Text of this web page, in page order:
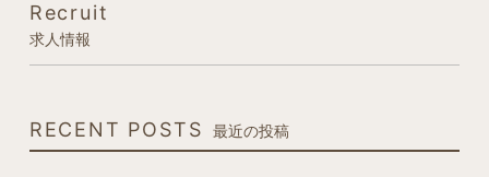
Recruit
求人情報
RECENT POSTS 最近の投稿